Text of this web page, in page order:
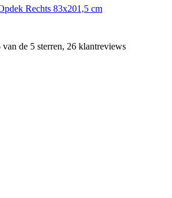
Rechts 83x201,5 cm
de 5 sterren, 26 klantreviews